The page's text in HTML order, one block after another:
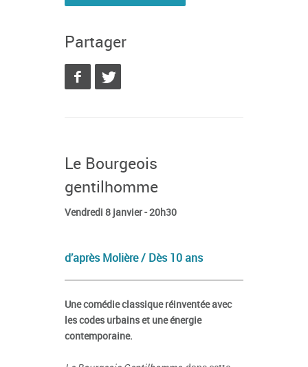
Partager
Le Bourgeois
gentilhomme
Vendredi 8 janvier - 20h30
d’après Molière / Dès 10 ans
Une comédie classique réinventée avec
les codes urbains et une énergie
contemporaine.